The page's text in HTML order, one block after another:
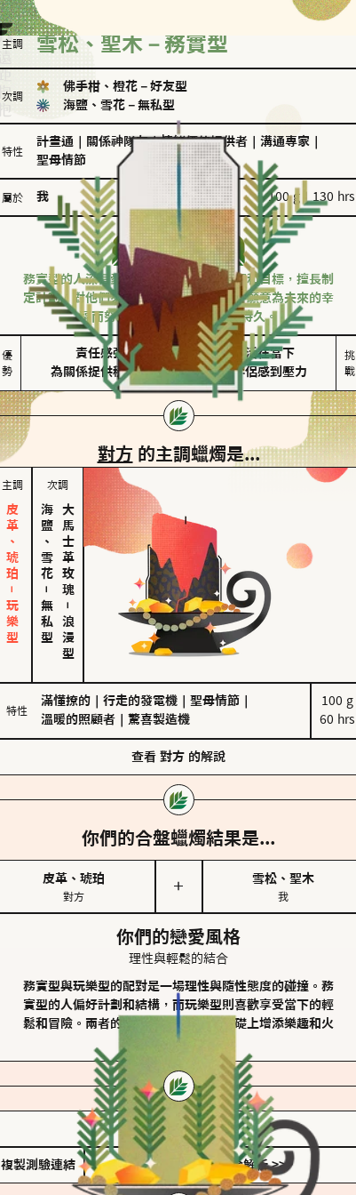
主調 雪松、聖木－務實型
次調
佛手柑、橙花 － 好友型
海鹽、雪花 － 無私型
特性
計畫通 關係神隊友｜情緒價值提供者 溝通專家
聖母情節
屬於 我 100 g｜130 hrs
務實型
雪松、聖木
務實型的人深信愛情立基於共同的價值觀和目標，擅長制
定計劃。對他們來說，感情穩定最重要，願意為未來的幸
福而努力，讓愛情變得踏實而持久。
優
勢
責任感強
為關係提供穩定度
較難活在當下
易讓伴侶感到壓力
挑
戰
對方 的主調蠟燭是...
主調
皮革、琥珀－玩樂型
次調
海鹽、雪花
－
無私型
大馬士革玫瑰
－
浪漫型
特性
滿懂撩的 行走的發電機 聖母情節
溫暖的照顧者
驚喜製造機
100 g
60 hrs
查看 對方 的解說
你們的合盤蠟燭結果是...
皮革、琥珀
對方
＋
雪松、聖木
我
你們的戀愛風格
理性與輕鬆的結合
務實型與玩樂型的配對是一場理性與隨性態度的碰撞。務
實型的人偏好計劃和結構，而玩樂型則喜歡享受當下的輕
鬆和冒險。兩者的關係能夠在穩定的基礎上增添樂趣和火
花。
儲存我的結果圖
複製測驗連結 查看香氛類型全解析 >>>